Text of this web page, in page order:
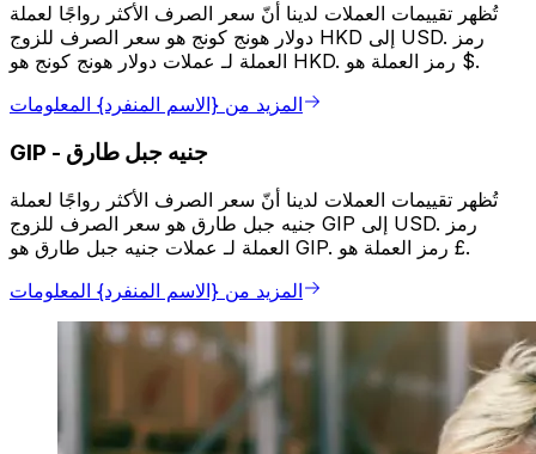
تُظهر تقييمات العملات لدينا أنّ سعر الصرف الأكثر رواجًا لعملة
دولار هونج كونج هو سعر الصرف للزوج HKD إلى USD. رمز
العملة لـ عملات دولار هونج كونج هو HKD. رمز العملة هو $.
المزيد من {الاسم المنفرد} المعلومات
GIP - جنيه جبل طارق
تُظهر تقييمات العملات لدينا أنّ سعر الصرف الأكثر رواجًا لعملة
جنيه جبل طارق هو سعر الصرف للزوج GIP إلى USD. رمز
العملة لـ عملات جنيه جبل طارق هو GIP. رمز العملة هو £.
المزيد من {الاسم المنفرد} المعلومات